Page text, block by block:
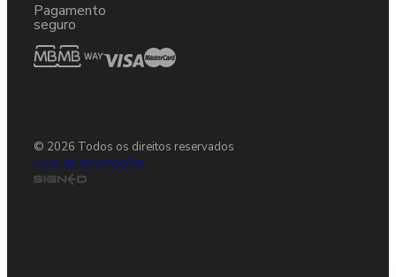
Pagamento
seguro
© 2026 Todos os direitos reservados
Livro de reclamações